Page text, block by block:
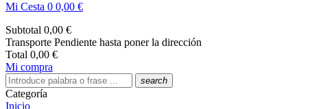
Mi Cesta 0 0,00 €
Subtotal 0,00 €
Transporte Pendiente hasta poner la dirección
Total 0,00 €
Mi compra
search
Categoría
Inicio